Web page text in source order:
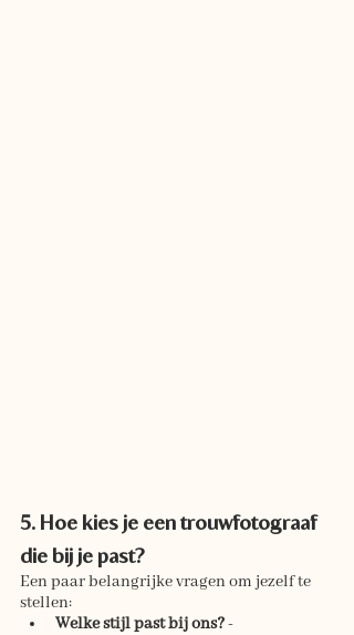
5. Hoe kies je een trouwfotograaf
die bij je past?
Een paar belangrijke vragen om jezelf te
stellen:
Welke stijl past bij ons? -